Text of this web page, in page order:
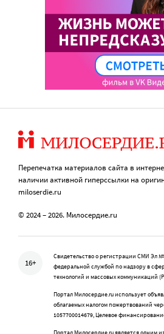
Перепечатка материалов сайта в
наличии активной гиперссылки на
miloserdie.ru
© 2024 – 2026. Милосердие.ru
16+
Свидетельство о регистрации СМИ Эл
федеральной службой по надзору в
технологий и массовых коммуникаций
Портал Милосердие.ru использует
облагаемых налогом пожертвований
1057700014679, Целевое